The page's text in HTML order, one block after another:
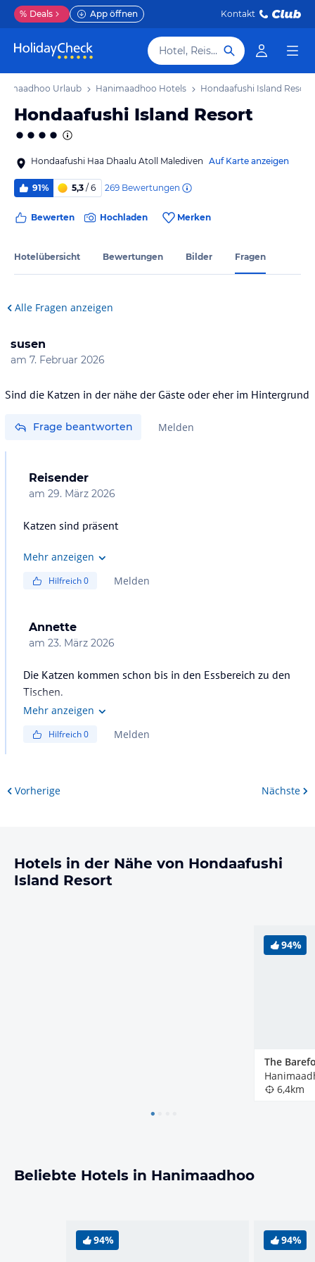
% Deals App öffnen Kontakt
Hotel, Reiseziel
Urlaub Hanimaadhoo Hotels Hondaafushi Island Resort
Hondaafushi Island Resort
Hondaafushi Haa Dhaalu Atoll Malediven Auf Karte anzeigen
91% 5,3 / 6 269 Bewertungen
Bewerten Hochladen Merken
Hotelübersicht Bewertungen Bilder Fragen
Alle Fragen anzeigen
susen
am 7. Februar 2026
Sind die Katzen in der nähe der Gäste oder eher im Hintergrund
Frage beantworten Melden
Reisender
am 29. März 2026
Katzen sind präsent
Mehr anzeigen
Hilfreich0 Melden
Annette
am 23. März 2026
Die Katzen kommen schon bis in den Essbereich zu den
Tischen.
Mehr anzeigen
Hilfreich0 Melden
Vorherige Nächste
Hotels in der Nähe von Hondaafushi
Island Resort
94%
6,4km
Beliebte Hotels in Hanimaadhoo
94% 94%